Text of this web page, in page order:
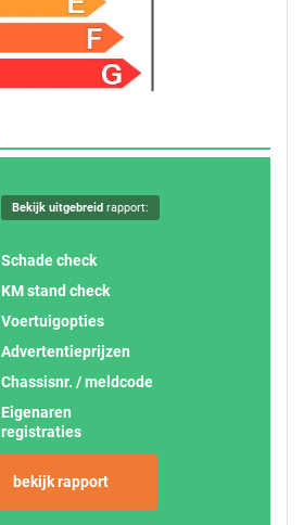
Bekijk uitgebreidrapport:
Schade check
KM stand check
Voertuigopties
Advertentieprijzen
Chassisnr. / meldcode
Eigenaren
registraties
bekijk rapport